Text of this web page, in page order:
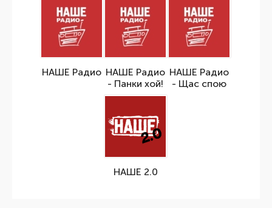
НАШЕ Радио НАШЕ Радио
- Панки хой!
НАШЕ Радио
- Щас спою
НАШЕ 2.0